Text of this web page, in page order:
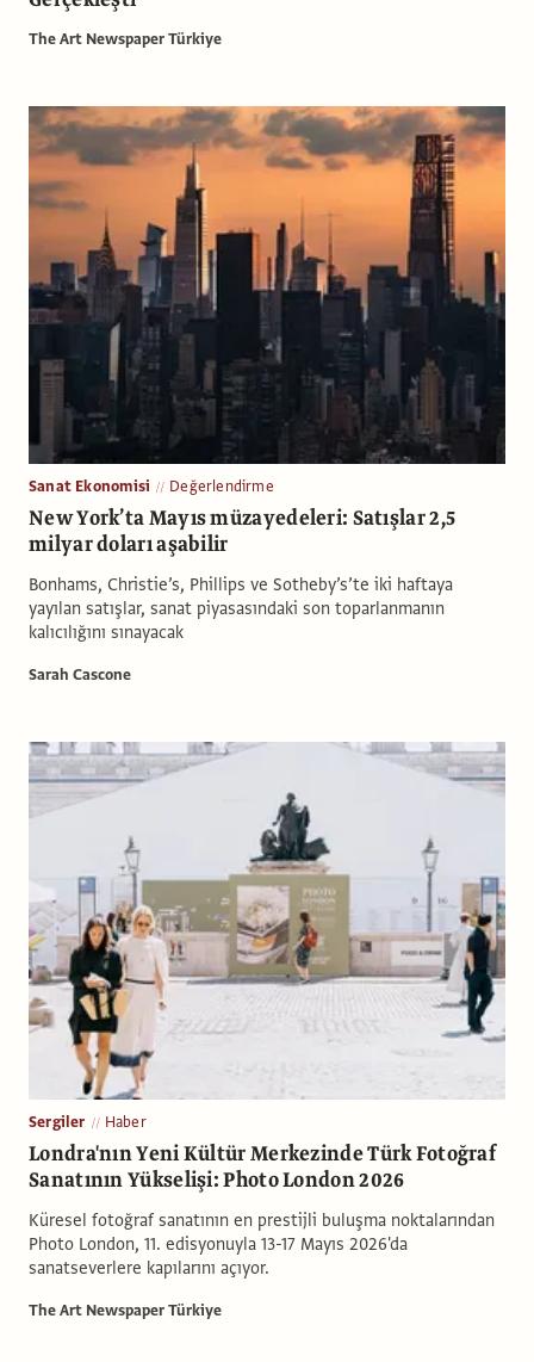
The Art Newspaper Türkiye
Sanat Ekonomisi Değerlendirme
New York’ta Mayıs müzayedeleri: Satışlar 2,5
milyar doları aşabilir
Bonhams, Christie’s, Phillips ve Sotheby’s’te iki haftaya
yayılan satışlar, sanat piyasasındaki son toparlanmanın
kalıcılığını sınayacak
Sarah Cascone
Sergiler Haber
Londra'nın Yeni Kültür Merkezinde Türk Fotoğraf
Sanatının Yükselişi: Photo London 2026
Küresel fotoğraf sanatının en prestijli buluşma noktalarından
Photo London, 11. edisyonuyla 13-17 Mayıs 2026'da
sanatseverlere kapılarını açıyor.
The Art Newspaper Türkiye